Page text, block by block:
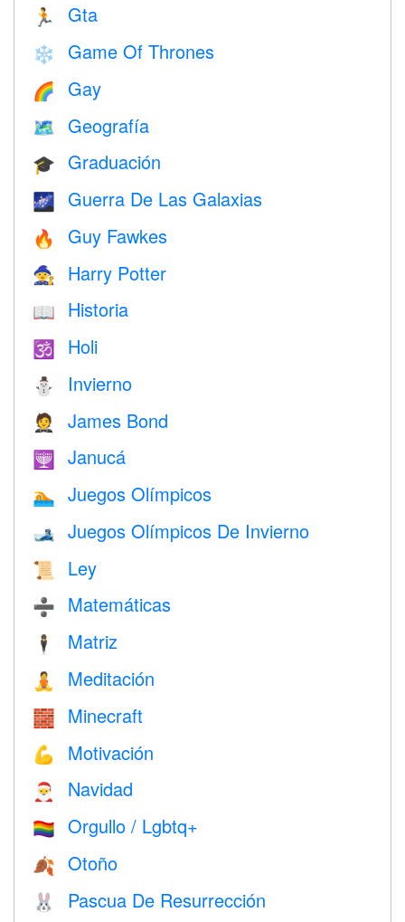
🏃 Gta
❄️ Game Of Thrones
🌈 Gay
🗺 Geografía
🎓 Graduación
🌌 Guerra De Las Galaxias
🔥 Guy Fawkes
🧙 Harry Potter
📖 Historia
🕉 Holi
⛄ Invierno
🤵 James Bond
🕎 Janucá
🏊 Juegos Olímpicos
🎿 Juegos Olímpicos De Invierno
📜 Ley
➗ Matemáticas
🕴️ Matriz
🧘 Meditación
🧱 Minecraft
💪 Motivación
🎅 Navidad
🏳️‍🌈 Orgullo / Lgbtq+
🍂 Otoño
🐰 Pascua De Resurrección